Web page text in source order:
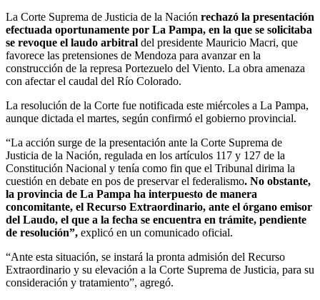
La Corte Suprema de Justicia de la Nación rechazó la presentación
efectuada oportunamente por La Pampa, en la que se solicitaba
se revoque el laudo arbitral del presidente Mauricio Macri, que
favorece las pretensiones de Mendoza para avanzar en la
construcción de la represa Portezuelo del Viento. La obra amenaza
con afectar el caudal del Río Colorado.
La resolución de la Corte fue notificada este miércoles a La Pampa,
aunque dictada el martes, según confirmó el gobierno provincial.
“La acción surge de la presentación ante la Corte Suprema de
Justicia de la Nación, regulada en los artículos 117 y 127 de la
Constitución Nacional y tenía como fin que el Tribunal dirima la
cuestión en debate en pos de preservar el federalismo. No obstante,
la provincia de La Pampa ha interpuesto de manera
concomitante, el Recurso Extraordinario, ante el órgano emisor
del Laudo, el que a la fecha se encuentra en trámite, pendiente
de resolución”, explicó en un comunicado oficial.
“Ante esta situación, se instará la pronta admisión del Recurso
Extraordinario y su elevación a la Corte Suprema de Justicia, para su
consideración y tratamiento”, agregó.